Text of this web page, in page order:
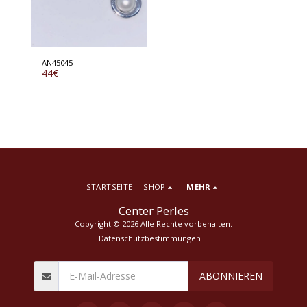
AN45045
44€
Center Perles
Copyright © 2026 Alle Rechte vorbehalten.
Datenschutzbestimmungen
STARTSEITE SHOP MEHR
ABONNIEREN